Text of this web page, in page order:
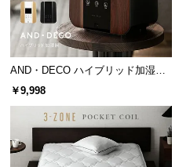
o.,
AND・DECO ハイブリッド加湿器
ステンレス振動子モデル 木目調
￥9,998